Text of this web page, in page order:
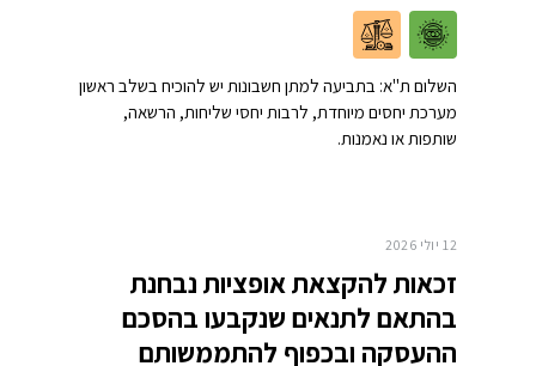
השלום ת"א: בתביעה למתן חשבונות יש להוכיח בשלב ראשון
מערכת יחסים מיוחדת, לרבות יחסי שליחות, הרשאה,
שותפות או נאמנות.
12 יולי 2026
זכאות להקצאת אופציות נבחנת
בהתאם לתנאים שנקבעו בהסכם
ההעסקה ובכפוף להתממשותם